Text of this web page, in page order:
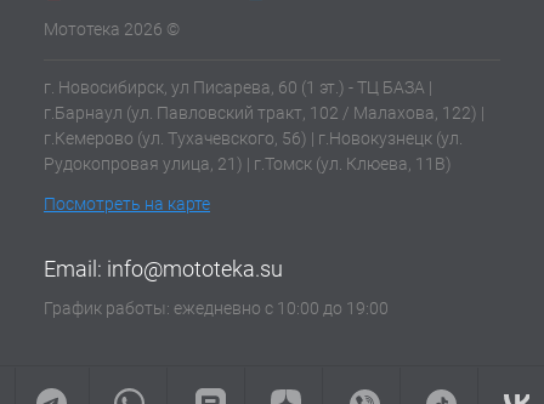
Мототека 2026 ©
г. Новосибирск, ул Писарева, 60 (1 эт.) - ТЦ БАЗА |
г.Барнаул (ул. Павловский тракт, 102 / Малахова, 122) |
г.Кемерово (ул. Тухачевского, 56) | г.Новокузнецк (ул.
Рудокопровая улица, 21) | г.Томск (ул. Клюева, 11В)
Посмотреть на карте
Email: info@mototeka.su
График работы: ежедневно с 10:00 до 19:00